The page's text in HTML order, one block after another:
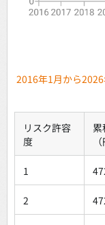
2016年1月から
リスク許容
度
1
2